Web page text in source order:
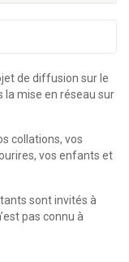
de diffusion sur le
la mise en réseau sur
collations, vos
vos enfants et
sont invités à
pas connu à